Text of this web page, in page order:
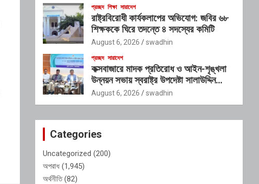
প্রচ্ছদ শিক্ষা সারাদেশ
রাষ্ট্রবিরোধী কার্যকলাপের অভিযোগ: জবির ৬৮
শিক্ষককে ঘিরে তদন্তে ৪ সদস্যের কমিটি
August 6, 2026 swadhin
প্রচ্ছদ সারাদেশ
কক্সবাজারে মাদক প্রতিরোধ ও আইন-শৃঙ্খলা
উন্নয়ন সভায় স্বরাষ্ট্র উপদেষ্টা সালাউদ্দিন
আহমদ
August 6, 2026 swadhin
Categories
Uncategorized (200)
অপরাধ (1,945)
অর্থনীতি(82)